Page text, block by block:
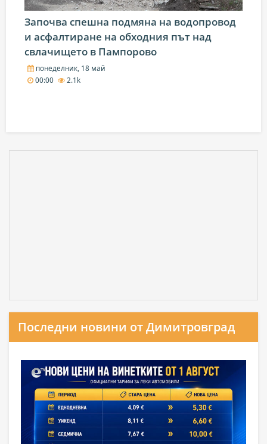
Започва спешна подмяна на водопровод
и асфалтиране на обходния път над
свлачището в Пампорово
понеделник, 18 май
00:00
2.1k
Последни новини от Димитровград